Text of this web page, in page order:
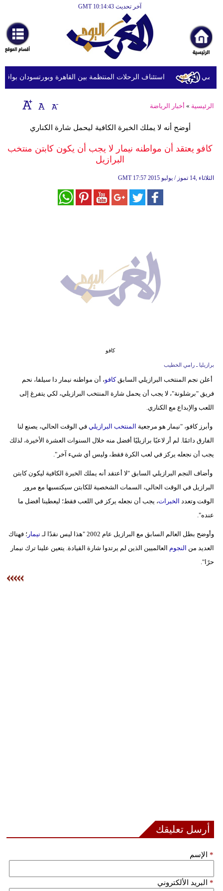
آخر تحديث GMT 10:14:43
أخبارعاجلة
رياضة
ثقافة
إقتصاد
وموسيقى
أزياء
علوم
وتكنولوجيا
مدوَّنات
فيديو
استئناف الرحلات المنتظمة بين القاهرة وبورتسودان بواقع 5 رحلات أسبوعيا
الرئيسية » أخبار الرياضة
أوضح أنه لا يملك الخبرة الكافية ليحمل شارة الكناري
كافو يعتقد أن مواطنه نيمار لا يجب أن يكون كابتن منتخب
البرازيل
GMT 17:57 2015 الثلاثاء ,14 تموز / يوليو
كافو
برازيليا ـ رامي الخطيب
أعلن نجم المنتخب البرازيلي السابقكافو، أن مواطنه نيمار دا سيلفا، نحم
فريق "برشلونة"، لا يجب أن يحمل شارة المنتخب البرازيلي، لكي يتفرغ إلى
اللعب والإبداع مع الكناري.
وأبرز كافو، "نيمار هو مرجعية المنتخب البرازيلي في الوقت الحالي، يصنع لنا
الفارق دائمًا. لم أر لاعبًا برازيليًا أفضل منه خلال السنوات العشرة الأخيرة، لذلك
يجب أن نجعله يركز في لعب الكرة فقط، وليس أي شيء آخر".
وأضاف النجم البرازيلي السابق "لا أعتقد أنه يملك الخبرة الكافية ليكون كابتن
البرازيل في الوقت الحالي، السمات الشخصية للكابتن سيكتسبها مع مرور
الوقت وتعدد الخبرات، يجب أن نجعله يركز في اللعب فقط؛ ليعطينا أفضل ما
عنده".
وأوضح بطل العالم السابق مع البرازيل عام 2002 "هذا ليس نقدًا لـ نيمار ؛ فهناك
العديد من النجوم العالميين الذين لم يرتدوا شارة القيادة. يتعين علينا ترك نيمار
حرًا".
أرسل تعليقك
الإسم *
البريد الألكتروني *